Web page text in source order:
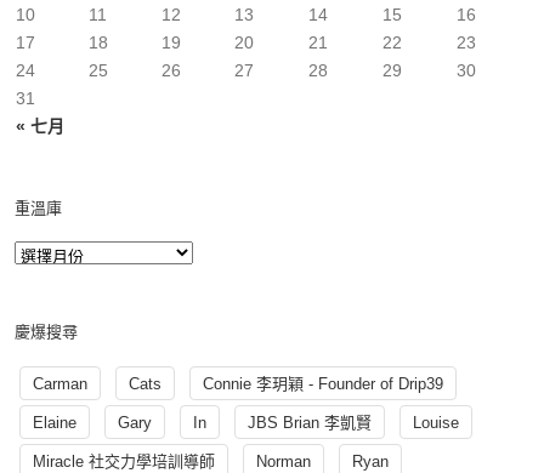
« 七月
10
11 12 13 14 15
16
17
18 19 20 21 22
23
24
25 26 27 28 29
30
31
重溫庫
慶爆搜尋
Carman Cats Connie 李玥穎 - Founder of Drip39
Elaine Gary In JBS Brian 李凱賢 Louise
Miracle 社交力學培訓導師 Norman Ryan